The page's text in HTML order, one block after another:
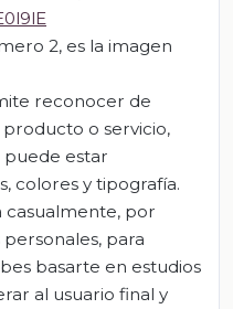
2, es la imagen
reconocer de
producto o servicio,
estar
colores y tipografía.
casualmente, por
para
basarte en estudios
al usuario final y